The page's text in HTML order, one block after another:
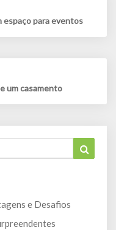
espaço para eventos
um casamento
e Desafios